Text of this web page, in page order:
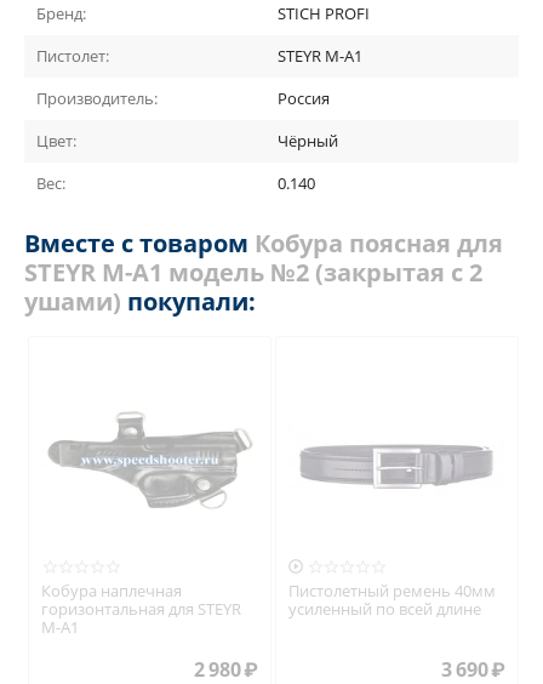
Бренд:
STICH PROFI
Пистолет:
STEYR M-A1
Производитель:
Россия
Цвет:
Чёрный
Вес:
0.140
Вместе с товаром Кобура поясная для
STEYR M-A1 модель №2 (закрытая с 2
ушами) покупали:
Кобура наплечная
горизонтальная для STEYR
M-A1
2 980₽

Пистолетный ремень 40мм
усиленный по всей длине
3 690₽